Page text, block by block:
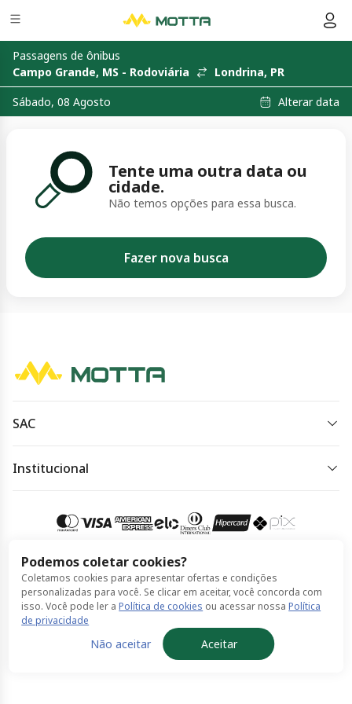
Passagens de ônibus
Campo Grande, MS - Rodoviária
Londrina, PR
Sábado, 08 Agosto
Alterar data
Tente uma outra data ou
cidade.
Não temos opções para essa busca.
Fazer nova busca
Podemos coletar cookies?
Coletamos cookies para apresentar ofertas e condições
personalizadas para você. Se clicar em aceitar, você concorda com
isso. Você pode ler aPolítica de cookies ou acessar nossaPolítica
de privacidade
Não aceitar Aceitar
SAC
Horário de atendimento:
Institucional
Política de Cookies
Compra 100% segura
© Viação Motta feito por ClickBus 2026
Política de Cookies Termos de Uso